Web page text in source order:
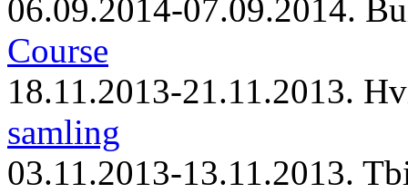
06.09.2014-07.09.2014.
Course
18.11.2013-21.11.2013.
samling
03.11.2013-13.11.2013.